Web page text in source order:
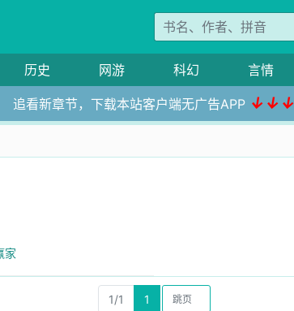
历史 网游 科幻 言情
追看新章节，下载本站客户端无广告APP ↓↓↓
家
1/1 1